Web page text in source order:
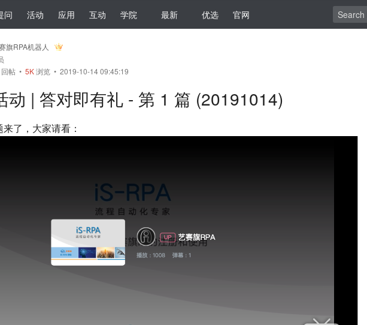
问 活动 应用 互动 学院 最新 优选 官网
旗RPA机器人
回帖 • 5K浏览 • 2019-10-14 09:45:19
动 | 答对即有礼 - 第 1 篇 (20191014)
了，大家请看：